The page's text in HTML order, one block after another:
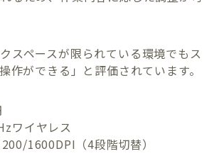
スペースが限られている環境でもス
作ができる」と評価されています。
ワイヤレス
1600DPI（4段階切替）